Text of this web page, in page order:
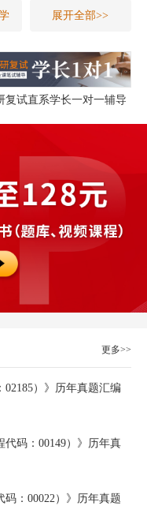
展开全部>>
复试直系学长一对一辅导
更多>>
）》历年真题汇编
码：00149）》历年真
：00022）》历年真题